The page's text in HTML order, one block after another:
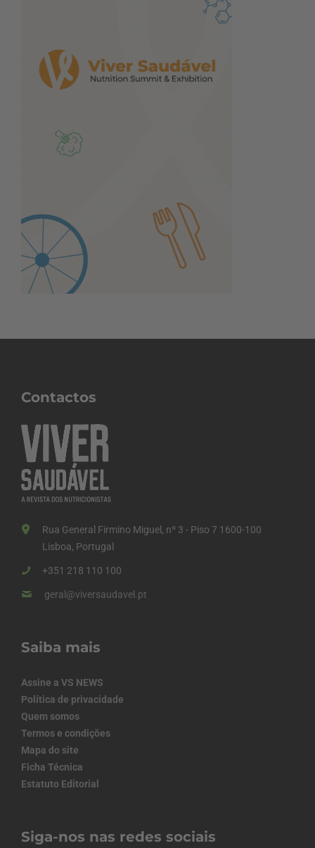
Contactos
Rua General Firmino Miguel, nº 3 - Piso 7 1600-100
Lisboa, Portugal
+351 218 110 100
geral@viversaudavel.pt
Saiba mais
Assine a VS NEWS
Política de privacidade
Quem somos
Termos e condições
Mapa do site
Ficha Técnica
Estatuto Editorial
Siga-nos nas redes sociais